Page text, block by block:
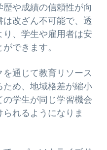
や成績の信頼性が向
改ざん不可能で、透
、学生や雇用者は安
できます。
通じて教育リソース
め、地域格差が縮小
の学生が同じ学習機会
れるようになりま